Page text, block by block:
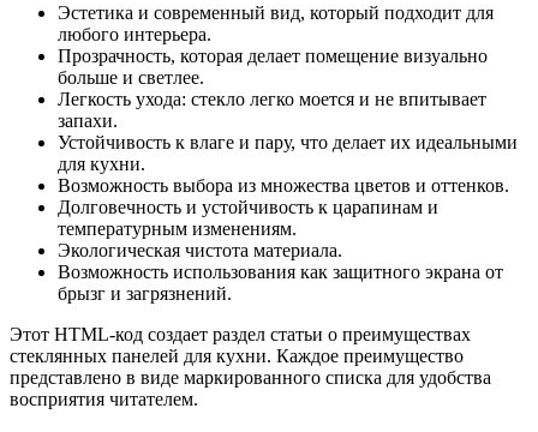
Эстетика и современный вид, который подходит для
любого интерьера.
Прозрачность, которая делает помещение визуально
больше и светлее.
Легкость ухода: стекло легко моется и не впитывает
запахи.
Устойчивость к влаге и пару, что делает их идеальными
для кухни.
Возможность выбора из множества цветов и оттенков.
Долговечность и устойчивость к царапинам и
температурным изменениям.
Экологическая чистота материала.
Возможность использования как защитного экрана от
брызг и загрязнений.
Этот HTML-код создает раздел статьи о преимуществах
стеклянных панелей для кухни. Каждое преимущество
представлено в виде маркированного списка для удобства
восприятия читателем.